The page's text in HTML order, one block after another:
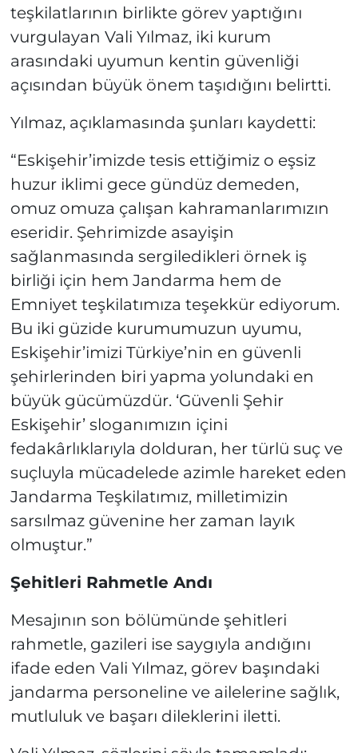
teşkilatlarının birlikte görev yaptığını
vurgulayan Vali Yılmaz, iki kurum
arasındaki uyumun kentin güvenliği
açısından büyük önem taşıdığını belirtti.
Yılmaz, açıklamasında şunları kaydetti:
“Eskişehir’imizde tesis ettiğimiz o eşsiz
huzur iklimi gece gündüz demeden,
omuz omuza çalışan kahramanlarımızın
eseridir. Şehrimizde asayişin
sağlanmasında sergiledikleri örnek iş
birliği için hem Jandarma hem de
Emniyet teşkilatımıza teşekkür ediyorum.
Bu iki güzide kurumumuzun uyumu,
Eskişehir’imizi Türkiye’nin en güvenli
şehirlerinden biri yapma yolundaki en
büyük gücümüzdür. ‘Güvenli Şehir
Eskişehir’ sloganımızın içini
fedakârlıklarıyla dolduran, her türlü suç ve
suçluyla mücadelede azimle hareket eden
Jandarma Teşkilatımız, milletimizin
sarsılmaz güvenine her zaman layık
olmuştur.”
Şehitleri Rahmetle Andı
Mesajının son bölümünde şehitleri
rahmetle, gazileri ise saygıyla andığını
ifade eden Vali Yılmaz, görev başındaki
jandarma personeline ve ailelerine sağlık,
mutluluk ve başarı dileklerini iletti.